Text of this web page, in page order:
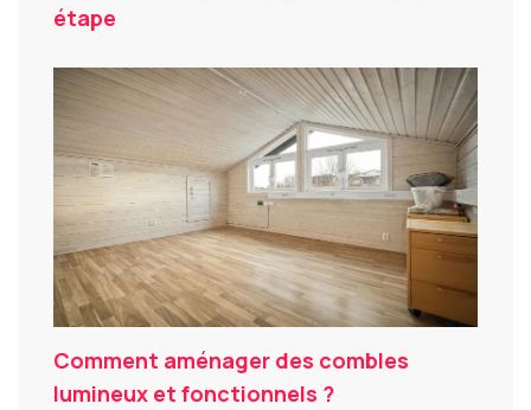
étape
Comment aménager des combles
lumineux et fonctionnels ?